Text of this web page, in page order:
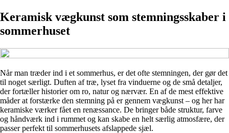
Keramisk vægkunst som stemningsskaber i
sommerhuset
Når man træder ind i et sommerhus, er det ofte stemningen, der gør det
til noget særligt. Duften af træ, lyset fra vinduerne og de små detaljer,
der fortæller historier om ro, natur og nærvær. En af de mest effektive
måder at forstærke den stemning på er gennem vægkunst – og her har
keramiske værker fået en renæssance. De bringer både struktur, farve
og håndværk ind i rummet og kan skabe en helt særlig atmosfære, der
passer perfekt til sommerhusets afslappede sjæl.